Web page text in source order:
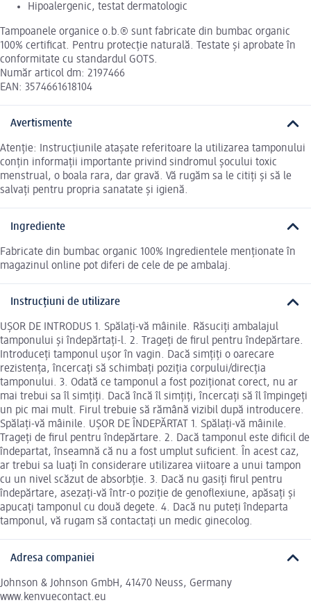
Hipoalergenic, testat dermatologic
Tampoanele organice o.b.® sunt fabricate din bumbac organic
100% certificat. Pentru protecție naturală. Testate și aprobate în
conformitate cu standardul GOTS.
Număr articol dm: 2197466
EAN: 3574661618104
Avertismente
Atenție: Instrucțiunile atașate referitoare la utilizarea tamponului
conțin informații importante privind sindromul șocului toxic
menstrual, o boala rara, dar gravă. Vă rugăm sa le citiți și să le
salvați pentru propria sanatate și igienă.
Ingrediente
Fabricate din bumbac organic 100% Ingredientele menționate în
magazinul online pot diferi de cele de pe ambalaj.
Instrucțiuni de utilizare
UȘOR DE INTRODUS 1. Spălați-vă mâinile. Răsuciți ambalajul
tamponului și îndepărtați-l. 2. Trageți de firul pentru îndepărtare.
Introduceți tamponul ușor în vagin. Dacă simțiți o oarecare
rezistența, încercați să schimbați poziția corpului/direcția
tamponului. 3. Odată ce tamponul a fost poziționat corect, nu ar
mai trebui sa îl simțiți. Dacă încă îl simțiți, încercați să îl împingeți
un pic mai mult. Firul trebuie să rămână vizibil după introducere.
Spălați-vă mâinile. UȘOR DE ÎNDEPĂRTAT 1. Spălați-vă mâinile.
Trageți de firul pentru îndepărtare. 2. Dacă tamponul este dificil de
îndepartat, înseamnă că nu a fost umplut suficient. În acest caz,
ar trebui sa luați în considerare utilizarea viitoare a unui tampon
cu un nivel scăzut de absorbție. 3. Dacă nu gasiți firul pentru
îndepărtare, asezați-vă într-o poziție de genoflexiune, apăsați și
apucați tamponul cu două degete. 4. Dacă nu puteți îndeparta
tamponul, vă rugam să contactați un medic ginecolog.
Adresa companiei
Johnson & Johnson GmbH, 41470 Neuss, Germany
www.kenvuecontact.eu